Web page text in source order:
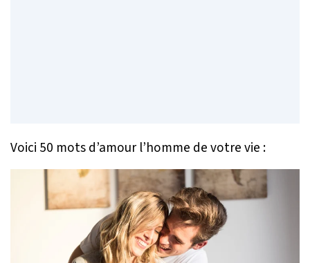
Voici 50 mots d’amour l’homme de votre vie :